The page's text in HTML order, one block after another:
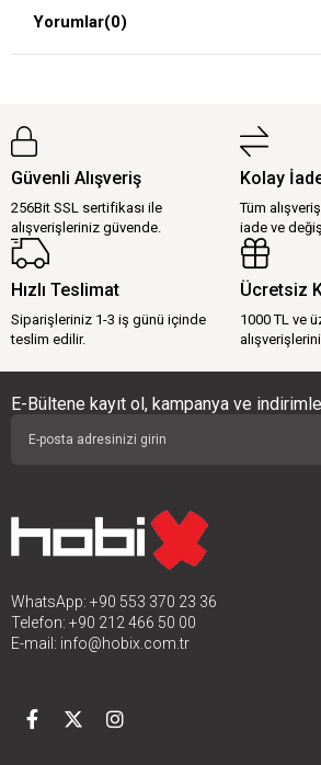
Yorumlar(0)
Güvenli Alışveriş
256Bit SSL sertifikası ile
alışverişleriniz güvende.
Kolay
Tüm
iade ve
Hızlı Teslimat
Siparişleriniz 1-3 iş günü içinde
teslim edilir.
Ücretsiz
1000 TL ve
E-Bültene kayıt ol, kampanya ve
WhatsApp: +90 553 370 23 36
Telefon: +90 212 466 50 00
E-mail: info@hobix.com.tr